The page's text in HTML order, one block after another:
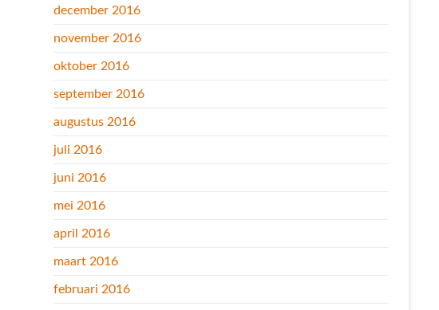
december 2016
november 2016
oktober 2016
september 2016
augustus 2016
juli 2016
juni 2016
mei 2016
april 2016
maart 2016
februari 2016